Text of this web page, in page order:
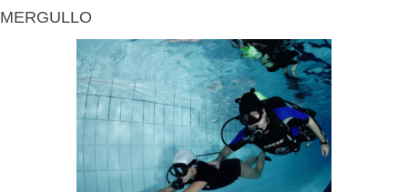
MERGULLO